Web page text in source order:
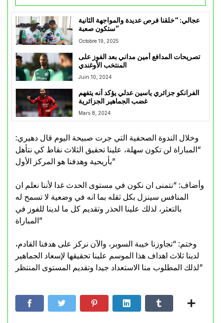
عجالي: “خلقنا فرص عديدة والمواجهة الثانية
ستكون صعبة”
Octobre 19, 2025
تصريحات المدافع أمين مداني بعد الفوز على
المنتخب الأوغندي
Juin 10, 2024
الفرانكو جزائري ياسين عدلي يؤكد أنه يتفهم
غضب الجماهير الجزائرية
Mars 8, 2024
وخلال الندوة الصحفية التي جرت صبيحة اليوم قال دهيري:
“المباراة لن تكون سهلة، علينا تحقيق الثلاث نقاط كي نتأهل
بأريحية وهدفنا هو المركز الأول”
وأضاف: “نتمنى ان نكون في مستوى الحدث غدا لأننا نعلم ان
المنافس سينزل بكل ثقله بما انه في وضعية لا تسمح له
بالتعثر، لذلك علينا الحذر وتقديم كل ما لدينا للفوز في
المباراة”
وختم: “تجاوزنا خيبة السوبر، والآن نركز على هدفنا القادم،
لدينا ثلاث اهداف هذا الموسم علينا تحقيقها لإسعاد الجماهير
لذلك المطلوب منا الاستعداد جيدا وتقديم المستوى المنتظر”